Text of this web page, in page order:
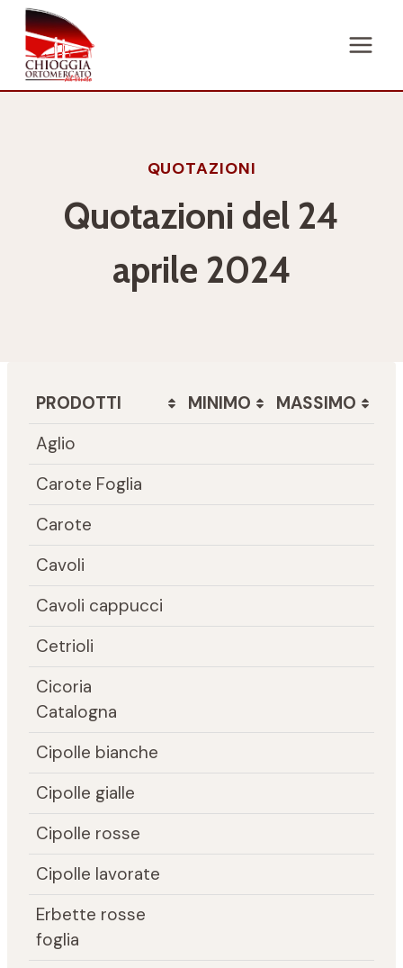
Salta
contenuto
QUOTAZIONI
Quotazioni del 24
aprile 2024
PRODOTTI MINIMO
MASSIMO
Aglio
Carote Foglia
Carote
Cavoli
Cavoli cappucci
Cetrioli
Cicoria
Catalogna
Cipolle bianche
Cipolle gialle
Cipolle rosse
Cipolle lavorate
Erbette rosse
foglia